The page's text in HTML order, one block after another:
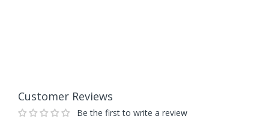
Customer Reviews
Be the first to write a review